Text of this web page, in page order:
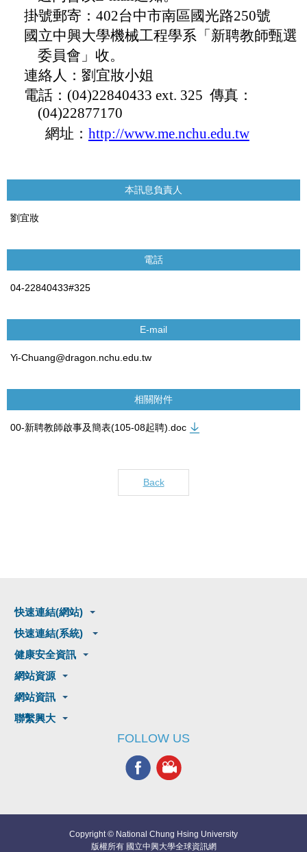
掛號郵寄： 402台中市南區國光路250號
國立中興大學機械工程學系「 新聘教師甄選
委員會」收。
連絡人：劉宜妝小姐
電話： (04)22840433 ext. 325 傳真：
(04)22877170
網址： http://www.me.nchu.edu.tw
本訊息負責人
劉宜妝
電話
04-22840433#325
E-mail
Yi-Chuang@dragon.nchu.edu.tw
相關附件
00-新聘教師啟事及簡表(105-08起聘).doc
Back
快速連結(網站)
快速連結(系統)
健康安全資訊
網站資源
網站資訊
聯繫興大
FOLLOW US
Copyright © National Chung Hsing University
版權所有 國立中興大學全球資訊網